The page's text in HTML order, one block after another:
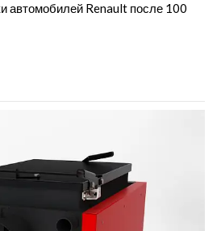
автомобилей Renault после 100